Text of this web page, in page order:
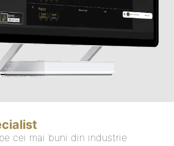
cei mai buni din industrie